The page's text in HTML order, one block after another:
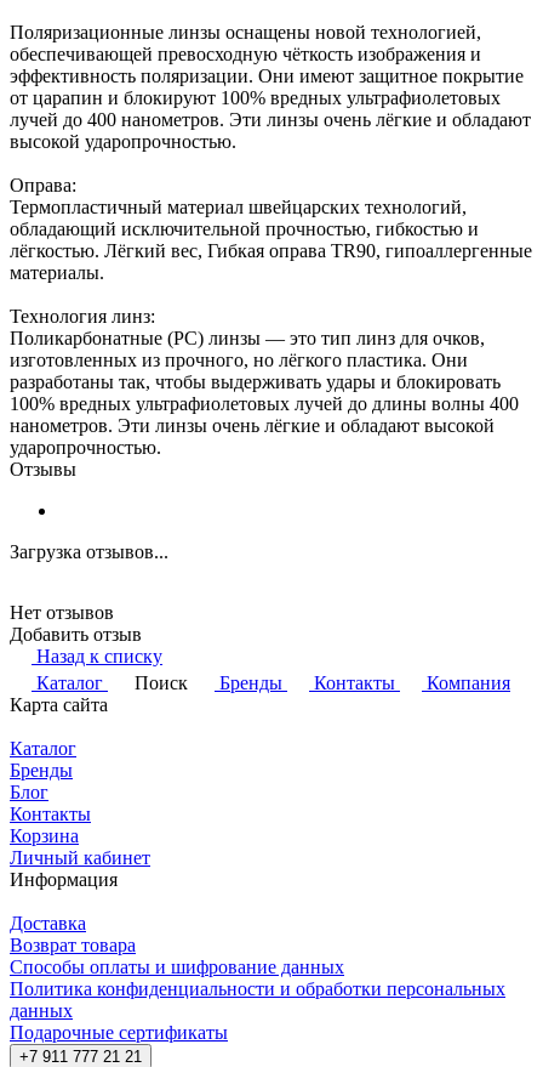
Поляризационные линзы оснащены новой технологией,
обеспечивающей превосходную чёткость изображения и
эффективность поляризации. Они имеют защитное покрытие
от царапин и блокируют 100% вредных ультрафиолетовых
лучей до 400 нанометров. Эти линзы очень лёгкие и обладают
высокой ударопрочностью.
Оправа:
Термопластичный материал швейцарских технологий,
обладающий исключительной прочностью, гибкостью и
лёгкостью. Лёгкий вес, Гибкая оправа TR90, гипоаллергенные
материалы.
Технология линз:
Поликарбонатные (PC) линзы — это тип линз для очков,
изготовленных из прочного, но лёгкого пластика. Они
разработаны так, чтобы выдерживать удары и блокировать
100% вредных ультрафиолетовых лучей до длины волны 400
нанометров. Эти линзы очень лёгкие и обладают высокой
ударопрочностью.
Отзывы
Загрузка отзывов...
Нет отзывов
Добавить отзыв
Назад к списку
Каталог
Поиск Бренды Контакты
Компания
Карта сайта
Каталог
Бренды
Блог
Контакты
Корзина
Личный кабинет
Информация
Доставка
Возврат товара
Способы оплаты и шифрование данных
Политика конфиденциальности и обработки персональных
данных
Подарочные сертификаты
+7 911 777 21 21